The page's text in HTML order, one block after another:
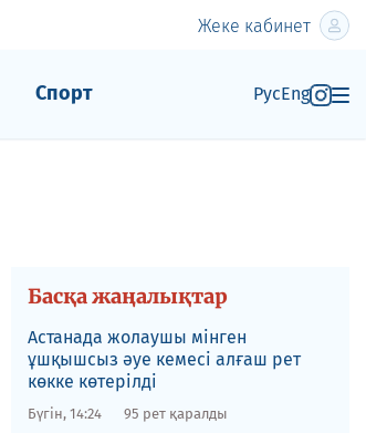
Жеке кабинет
Спорт РусEng
Басқа жаңалықтар
Астанада жолаушы мінген
ұшқышсыз әуе кемесі алғаш рет
көкке көтерілді
Бүгін, 14:24 95 рет қаралды